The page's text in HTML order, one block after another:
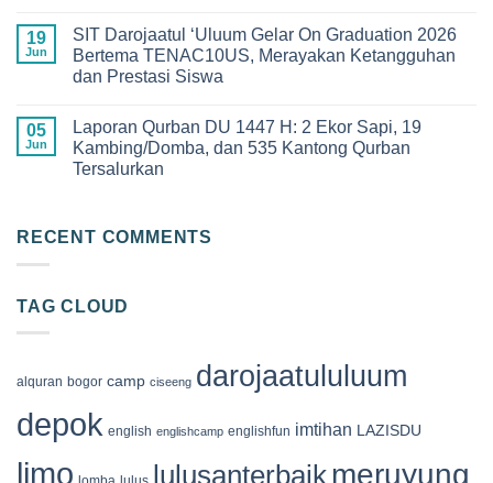
SMPIT
Darojaatul
Uluum
yang
Penuh
Pelepasan
Siswa-
Siswi
Angkatan
Darojaatul
‘Uluum
Tahun
2026
on
Keseruan
Qur’an
Camp
Megamendung
Bogor,
Membangun
Generasi
Cinta
19
Jun
SIT Darojaatul ‘Uluum Gelar On Graduation 2026
Bertema TENAC10US, Merayakan Ketangguhan
dan Prestasi Siswa
SIT
Darojaatul
‘Uluum
Bertema
dan
Prestasi
05
Jun
Laporan Qurban DU 1447 H: 2 Ekor Sapi, 19
Kambing/Domba, dan 535 Kantong Qurban
Tersalurkan
Laporan
Qurban
2
dan
535
Qurban
Tersalurkan
RECENT COMMENTS
TAG CLOUD
alquran bogor camp ciseeng darojaatululuum
depok english englishcamp englishfun imtihan LAZISDU
limo lulusanterbaik meruyung